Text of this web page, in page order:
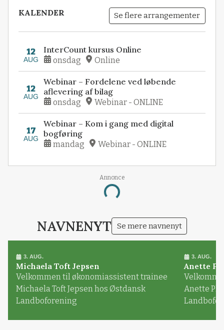
KALENDER Se flere arrangementer
12
AUG
InterCount kursus Online
onsdag Online
12
AUG
Webinar – Fordelene ved løbende
aflevering af bilag
onsdag Webinar - ONLINE
17
AUG
Webinar – Kom i gang med digital
bogføring
mandag Webinar - ONLINE
Annonce
Loading...
NAVNENYT Se mere navnenyt
3. AUG.
Michaela Toft Jepsen
Velkommen til økonomiassistent trainee
Michaela Toft Jepsen hos Østdansk
Landboforening
3. AUG.
Anette
Anette